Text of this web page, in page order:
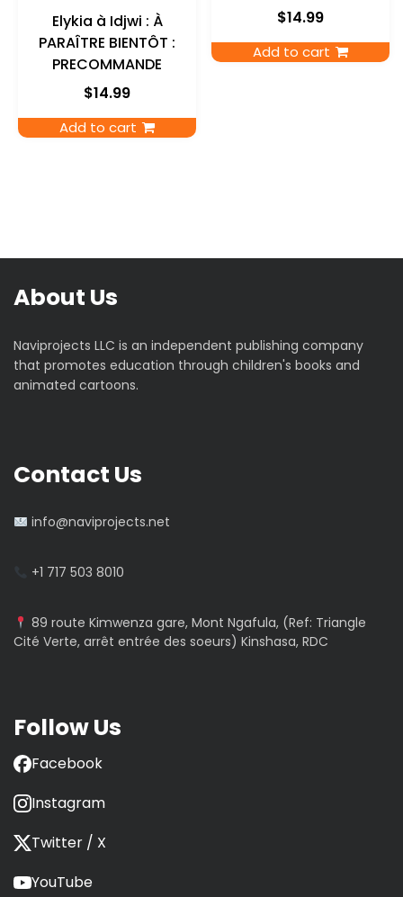
Elykia à Idjwi : À
PARAÎTRE BIENTÔT :
PRECOMMANDE
$14.99
Add to cart
$14.99
Add to cart
About Us
Naviprojects LLC is an independent publishing company
that promotes education through children's books and
animated cartoons.
Contact Us
info@naviprojects.net
+1 717 503 8010
89 route Kimwenza gare, Mont Ngafula, (Ref: Triangle
Cité Verte, arrêt entrée des soeurs) Kinshasa, RDC
Follow Us
Facebook
Instagram
Twitter / X
YouTube